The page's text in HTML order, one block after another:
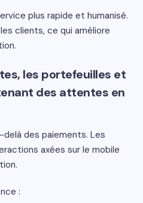
plus rapide et humanisé.
clients, ce qui améliore
les portefeuilles et
des attentes en
des paiements. Les
axées sur le mobile
: